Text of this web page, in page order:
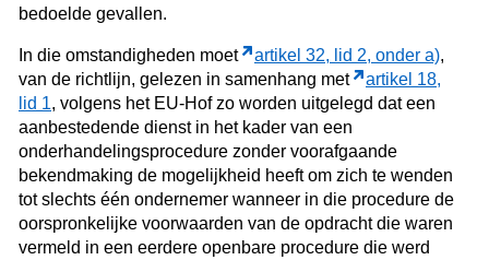
bedoelde gevallen.
In die omstandigheden moet artikel 32, lid 2, onder a),
van de richtlijn, gelezen in samenhang met
artikel 18,
lid 1, volgens het EU-Hof zo worden uitgelegd dat een
aanbestedende dienst in het kader van een
onderhandelingsprocedure zonder voorafgaande
bekendmaking de mogelijkheid heeft om zich te wenden
tot slechts één ondernemer wanneer in die procedure de
oorspronkelijke voorwaarden van de opdracht die waren
vermeld in een eerdere openbare procedure die werd